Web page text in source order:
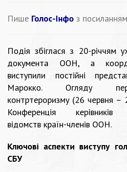
Пише Голос-Інфо з
Подія збіглася з 20-річчям
документа ООН, а
виступили постійні
Марокко. Огляду
контртероризму (26 червня
Конференція керівників
відомств країн-членів ООН.
Ключові аспекти виступу
СБУ